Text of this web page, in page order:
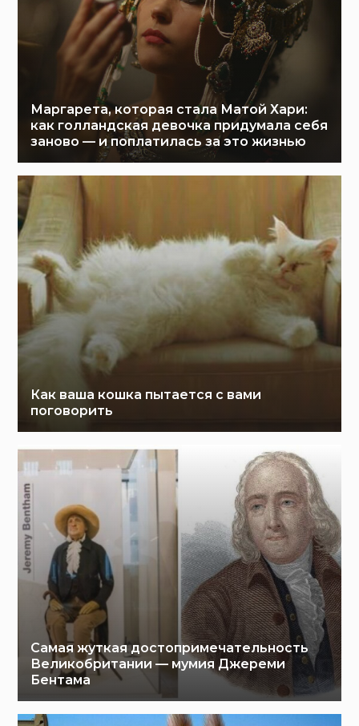
Маргарета, которая стала Матой Хари:
как голландская девочка придумала себя
заново — и поплатилась за это жизнью
Как ваша кошка пытается с вами
поговорить
Самая жуткая достопримечательность
Великобритании — мумия Джереми
Бентама